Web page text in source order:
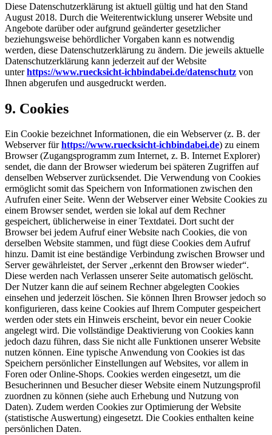
Diese Datenschutzerklärung ist aktuell gültig und hat den Stand
August 2018. Durch die Weiterentwicklung unserer Website und
Angebote darüber oder aufgrund geänderter gesetzlicher
beziehungsweise behördlicher Vorgaben kann es notwendig
werden, diese Datenschutzerklärung zu ändern. Die jeweils aktuelle
Datenschutzerklärung kann jederzeit auf der Website
unterhttps://www.ruecksicht-ichbindabei.de/datenschutz von
Ihnen abgerufen und ausgedruckt werden.
9. Cookies
Ein Cookie bezeichnet Informationen, die ein Webserver (z. B. der
Webserver fürhttps://www.ruecksicht-ichbindabei.de) zu einem
Browser (Zugangsprogramm zum Internet, z. B. Internet Explorer)
sendet, die dann der Browser wiederum bei späteren Zugriffen auf
denselben Webserver zurücksendet. Die Verwendung von Cookies
ermöglicht somit das Speichern von Informationen zwischen den
Aufrufen einer Seite. Wenn der Webserver einer Website Cookies zu
einem Browser sendet, werden sie lokal auf dem Rechner
gespeichert, üblicherweise in einer Textdatei. Dort sucht der
Browser bei jedem Aufruf einer Website nach Cookies, die von
derselben Website stammen, und fügt diese Cookies dem Aufruf
hinzu. Damit ist eine beständige Verbindung zwischen Browser und
Server gewährleistet, der Server „erkennt den Browser wieder“.
Diese werden nach Verlassen unserer Seite automatisch gelöscht.
Der Nutzer kann die auf seinem Rechner abgelegten Cookies
einsehen und jederzeit löschen. Sie können Ihren Browser jedoch so
konfigurieren, dass keine Cookies auf Ihrem Computer gespeichert
werden oder stets ein Hinweis erscheint, bevor ein neuer Cookie
angelegt wird. Die vollständige Deaktivierung von Cookies kann
jedoch dazu führen, dass Sie nicht alle Funktionen unserer Website
nutzen können. Eine typische Anwendung von Cookies ist das
Speichern persönlicher Einstellungen auf Websites, vor allem in
Foren oder Online-Shops. Cookies werden eingesetzt, um die
Besucherinnen und Besucher dieser Website einem Nutzungsprofil
zuordnen zu können (siehe auch Erhebung und Nutzung von
Daten). Zudem werden Cookies zur Optimierung der Website
(statistische Auswertung) eingesetzt. Die Cookies enthalten keine
persönlichen Daten.